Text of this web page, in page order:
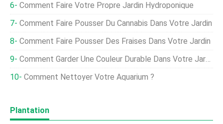
Comment Faire Votre Propre Jardin Hydroponique
Comment Faire Pousser Du Cannabis Dans Votre Jardin
Comment Faire Pousser Des Fraises Dans Votre Jardin
Comment Garder Une Couleur Durable Dans Votre Jardin
Comment Nettoyer Votre Aquarium ?
Plantation